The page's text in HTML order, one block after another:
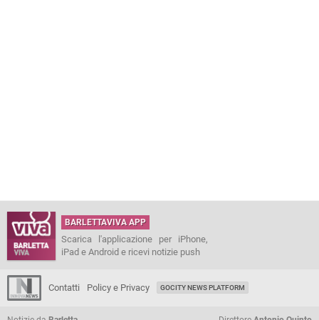
BARLETTAVIVA APP
Scarica l'applicazione per iPhone,
iPad e Android e ricevi notizie push
Contatti Policy e Privacy GOCITY NEWS PLATFORM